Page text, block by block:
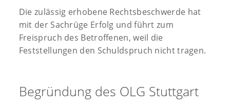
Die zulässig erhobene Rechtsbeschwerde hat
mit der Sachrüge Erfolg und führt zum
Freispruch des Betroffenen, weil die
Feststellungen den Schuldspruch nicht tragen.
Begründung des OLG Stuttgart